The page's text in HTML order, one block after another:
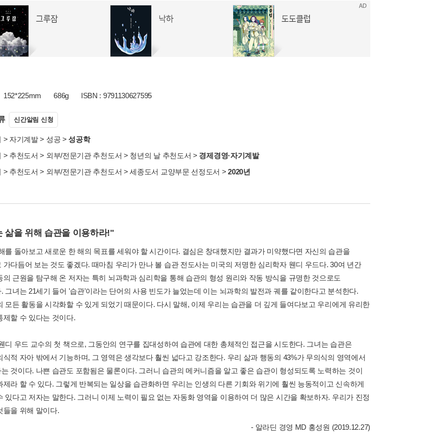
152*225mm 686g ISBN : 9791130627595
신간알림 신청
> 자기계발> 성공 >성공학
> 추천도서 > 외부/전문기관 추천도서 > 청년의 날 추천도서 > 경제경영·자기계발
> 추천도서 > 외부/전문기관 추천도서 >세종도서 교양부문 선정도서 >2020년
삶을 위해 습관을 이용하라!"
를 돌아보고 새로운 한 해의 목표를 세워야 할 시간이다. 결심은 창대했지만 결과가 미약했다면 자신의 습관을
가다듬어 보는 것도 좋겠다. 때마침 우리가 만나 볼 습관 전도사는 미국의 저명한 심리학자 웬디 우드다. 30여 년간
의 근원을 탐구해 온 저자는 특히 뇌과학과 심리학을 통해 습관의 형성 원리와 작동 방식을 규명한 것으로도
그녀는 21세기 들어 '습관'이라는 단어의 사용 빈도가 늘었는데 이는 뇌과학의 발전과 궤를 같이한다고 분석한다.
모든 활동을 시각화할 수 있게 되었기 때문이다. 다시 말해, 이제 우리는 습관을 더 깊게 들여다보고 우리에게 유리한
제할 수 있다는 것이다.
디 우드 교수의 첫 책으로, 그동안의 연구를 집대성하여 습관에 대한 총체적인 접근을 시도한다. 그녀는 습관은
식적 자아 밖에서 기능하며, 그 영역은 생각보다 훨씬 넓다고 강조한다. 우리 삶과 행동의 43%가 무의식의 영역에서
것이다. 나쁜 습관도 포함됨은 물론이다. 그러니 습관의 메커니즘을 알고 좋은 습관이 형성되도록 노력하는 것이
제라 할 수 있다. 그렇게 반복되는 일상을 습관화하면 우리는 인생의 다른 기회와 위기에 훨씬 능동적이고 신속하게
있다고 저자는 말한다. 그러니 이제 노력이 필요 없는 자동화 영역을 이용하여 더 많은 시간을 확보하자. 우리가 진정
들을 위해 말이다.
- 알라딘 경영 MD 홍성원 (2019.12.27)